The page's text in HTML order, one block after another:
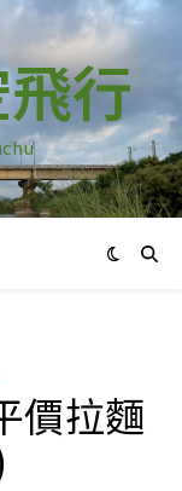
行
價拉麵